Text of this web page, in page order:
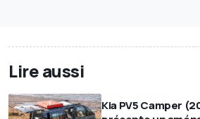
Lire aussi
Kia PV5 Camper